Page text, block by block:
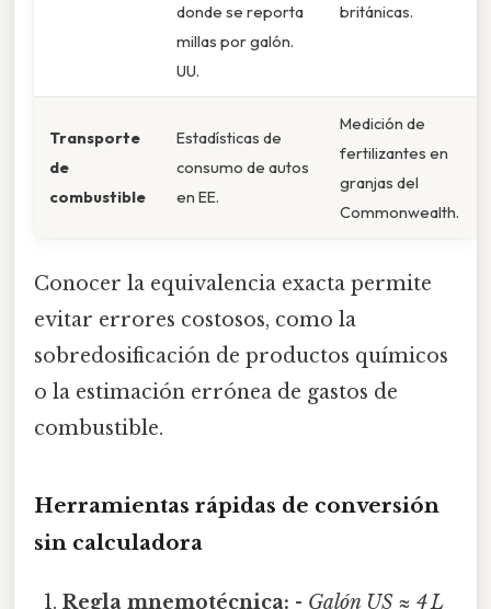
donde se reporta
millas por galón.
UU.
británicas.
Transporte
de
combustible
Estadísticas de
consumo de autos
en EE.
Medición de
fertilizantes en
granjas del
Commonwealth.
Conocer la equivalencia exacta permite
evitar errores costosos, como la
sobredosificación de productos químicos
o la estimación errónea de gastos de
combustible.
Herramientas rápidas de conversión
sin calculadora
Regla mnemotécnica: - Galón US ≈ 4 L